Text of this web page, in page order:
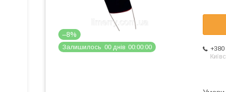
–8%
Залишилось 00 днів 00 00 00